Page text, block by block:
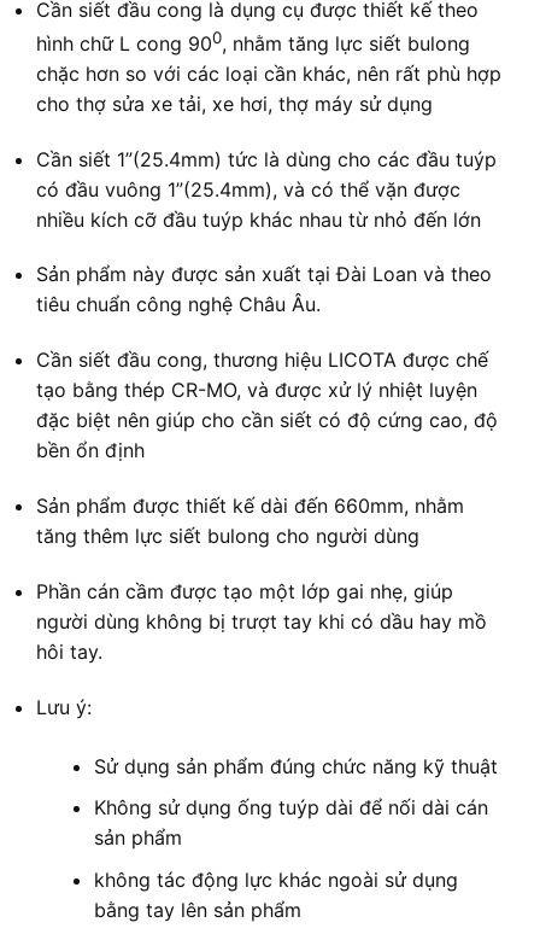
Cần siết đầu cong là dụng cụ được thiết kế theo
hình chữ L cong 900, nhằm tăng lực siết bulong
chặc hơn so với các loại cần khác, nên rất phù hợp
cho thợ sửa xe tải, xe hơi, thợ máy sử dụng
Cần siết 1”(25.4mm) tức là dùng cho các đầu tuýp
có đầu vuông 1”(25.4mm), và có thể vặn được
nhiều kích cỡ đầu tuýp khác nhau từ nhỏ đến lớn
Sản phẩm này được sản xuất tại Đài Loan và theo
tiêu chuẩn công nghệ Châu Âu.
Cần siết đầu cong, thương hiệu LICOTA được chế
tạo bằng thép CR-MO, và được xử lý nhiệt luyện
đặc biệt nên giúp cho cần siết có độ cứng cao, độ
bền ổn định
Sản phẩm được thiết kế dài đến 660mm, nhằm
tăng thêm lực siết bulong cho người dùng
Phần cán cầm được tạo một lớp gai nhẹ, giúp
người dùng không bị trượt tay khi có dầu hay mồ
hôi tay.
Lưu ý:
Sử dụng sản phẩm đúng chức năng kỹ thuật
Không sử dụng ống tuýp dài để nối dài cán
sản phẩm
không tác động lực khác ngoài sử dụng
bằng tay lên sản phẩm